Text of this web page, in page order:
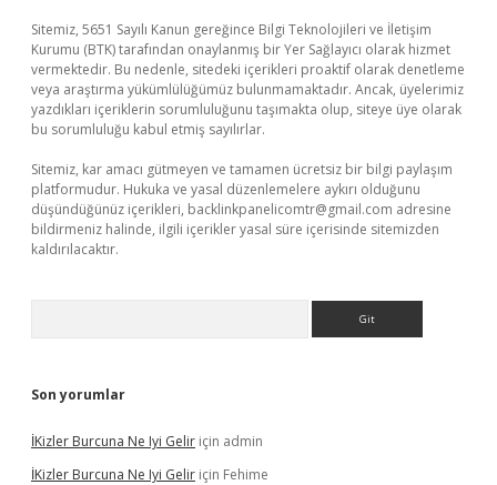
Sitemiz, 5651 Sayılı Kanun gereğince Bilgi Teknolojileri ve İletişim
Kurumu (BTK) tarafından onaylanmış bir Yer Sağlayıcı olarak hizmet
vermektedir. Bu nedenle, sitedeki içerikleri proaktif olarak denetleme
veya araştırma yükümlülüğümüz bulunmamaktadır. Ancak, üyelerimiz
yazdıkları içeriklerin sorumluluğunu taşımakta olup, siteye üye olarak
bu sorumluluğu kabul etmiş sayılırlar.
Sitemiz, kar amacı gütmeyen ve tamamen ücretsiz bir bilgi paylaşım
platformudur. Hukuka ve yasal düzenlemelere aykırı olduğunu
düşündüğünüz içerikleri, backlinkpanelicomtr@gmail.com adresine
bildirmeniz halinde, ilgili içerikler yasal süre içerisinde sitemizden
kaldırılacaktır.
Son yorumlar
İKizler Burcuna Ne Iyi Gelir için admin
İKizler Burcuna Ne Iyi Gelir için Fehime